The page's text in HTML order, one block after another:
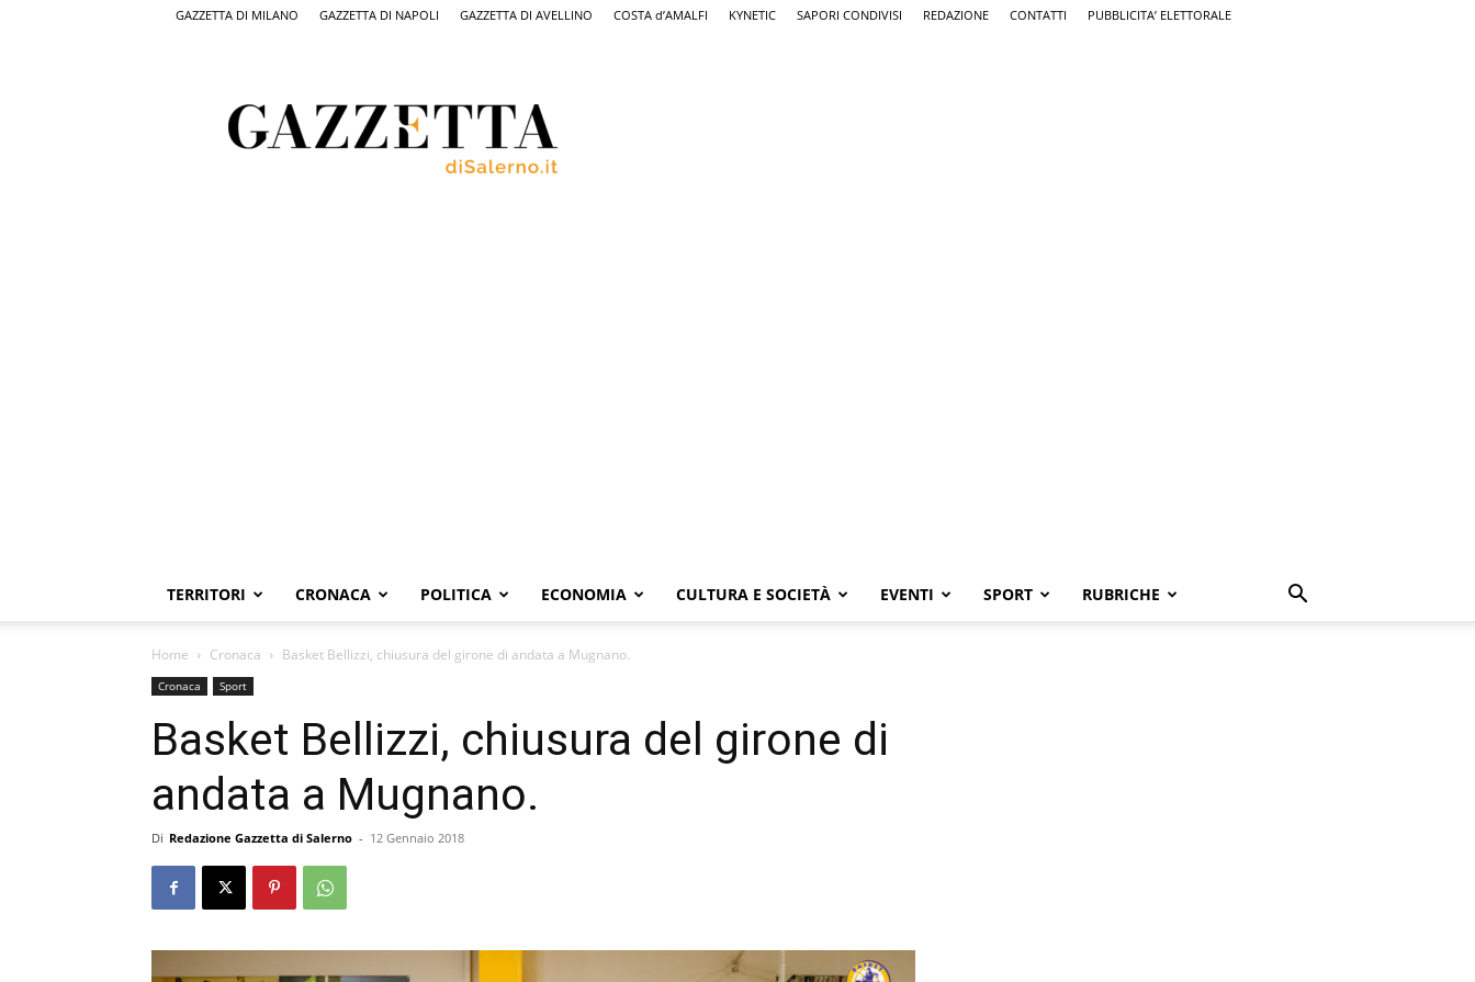
GAZZETTA DI MILANO GAZZETTA DI NAPOLI GAZZETTA DI AVELLINO COSTA d’AMALFI KYNETIC SAPORI CONDIVISI REDAZIONE CONTATTI PUBBLICITA’ ELETTORALE
Salerno,
il
quotidiano
TERRITORI CRONACA POLITICA ECONOMIA CULTURA E SOCIETÀ EVENTI SPORT RUBRICHE
Home Cronaca Basket Bellizzi, chiusura del girone di andata a Mugnano.
Cronaca Sport
Basket Bellizzi, chiusura del girone di
andata a Mugnano.
Di Redazione Gazzetta di Salerno - 12 Gennaio 2018